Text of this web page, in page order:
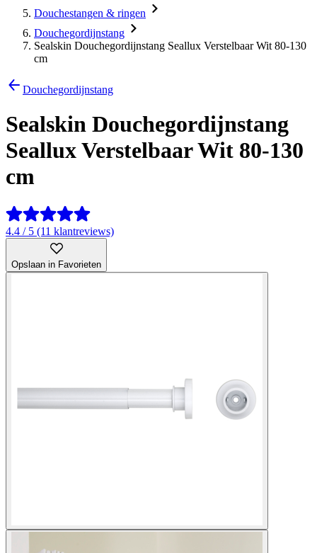
Douchestangen & ringen
Douchegordijnstang
Sealskin Douchegordijnstang Seallux Verstelbaar Wit 80-130
cm
Douchegordijnstang
Sealskin Douchegordijnstang
Seallux Verstelbaar Wit 80-130
cm
4.4 / 5 (11 klantreviews)
Opslaan in Favorieten